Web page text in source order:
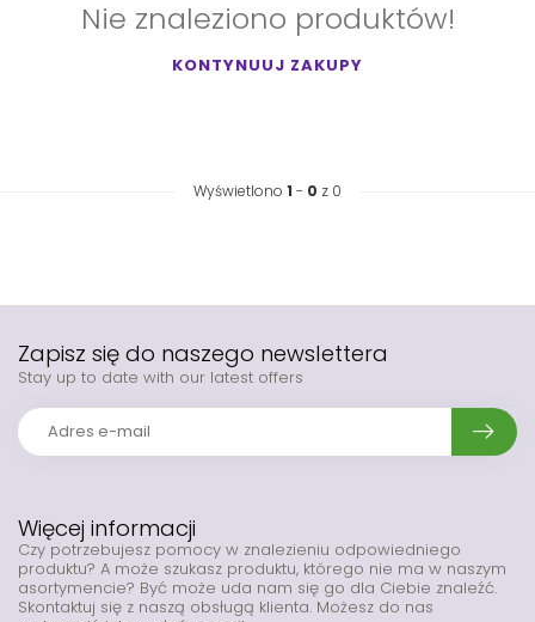
Nie znaleziono produktów!
KONTYNUUJ ZAKUPY
Wyświetlono 1 - 0 z 0
Więcej informacji
Czy potrzebujesz pomocy w znalezieniu odpowiedniego
produktu? A może szukasz produktu, którego nie ma w naszym
asortymencie? Być może uda nam się go dla Ciebie znaleźć.
Skontaktuj się z naszą obsługą klienta. Możesz do nas
Zapisz się do naszego newslettera
Stay up to date with our latest offers